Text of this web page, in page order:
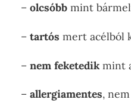
– olcsóbb mint
– tartós mert acélból
– nem feketedikmint
– allergiamentes,